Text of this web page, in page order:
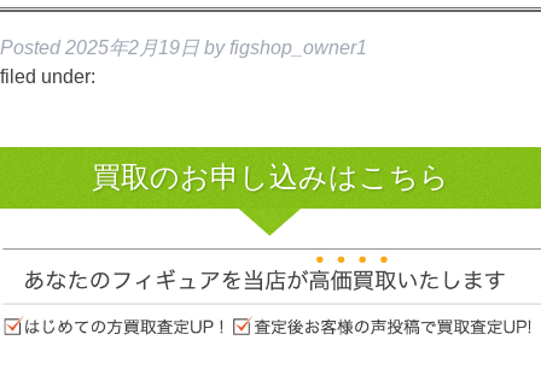
Posted 2025年2月19日 by figshop_owner1
filed under:
買取のお申し込みはこちら